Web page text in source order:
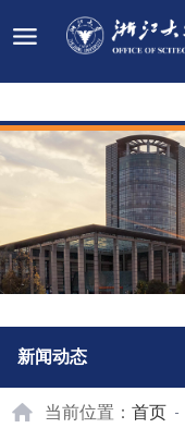
新闻动态
当前位置： 首页